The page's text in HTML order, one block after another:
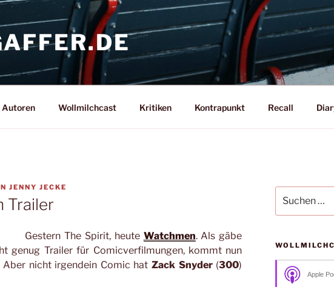
Autoren Wollmilchcast Kritiken Kontrapunkt Recall
JENNY JECKE
Trailer
Gestern The Spirit, heute Watchmen. Als gäbe
genug Trailer für Comicverfilmungen, kommt nun
Aber nicht irgendein Comic hatZack Snyder(300)
nach:
Apple